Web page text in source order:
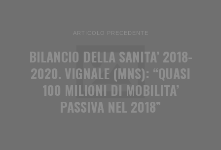
ARTICOLO PRECEDENTE
BILANCIO DELLA SANITA’ 2018-
2020. VIGNALE (MNS): “QUASI
100 MILIONI DI MOBILITA’
PASSIVA NEL 2018”